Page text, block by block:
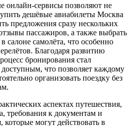
онлайн-сервисы позволяют не
дешёвые авиабилеты Москва
предложения сразу нескольких
пассажиров, а также выбрать
салоне самолёта, что особенно
Благодаря развитию
бронирования стал
что позволяет каждому
организовать поездку без
аспектах путешествия,
требования к документам и
могут действовать в